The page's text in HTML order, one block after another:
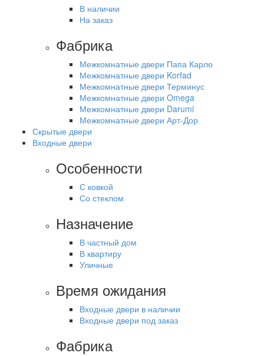
В наличии
На заказ
Фабрика
Межкомнатные двери Папа Карло
Межкомнатные двери Korfad
Межкомнатные двери Терминус
Межкомнатные двери Omega
Межкомнатные двери Darumi
Межкомнатные двери Арт-Дор
Скрытые двери
Входные двери
Особенности
С ковкой
Со стеклом
Назначение
В частный дом
В квартиру
Уличные
Время ожидания
Входные двери в наличии
Входные двери под заказ
Фабрика